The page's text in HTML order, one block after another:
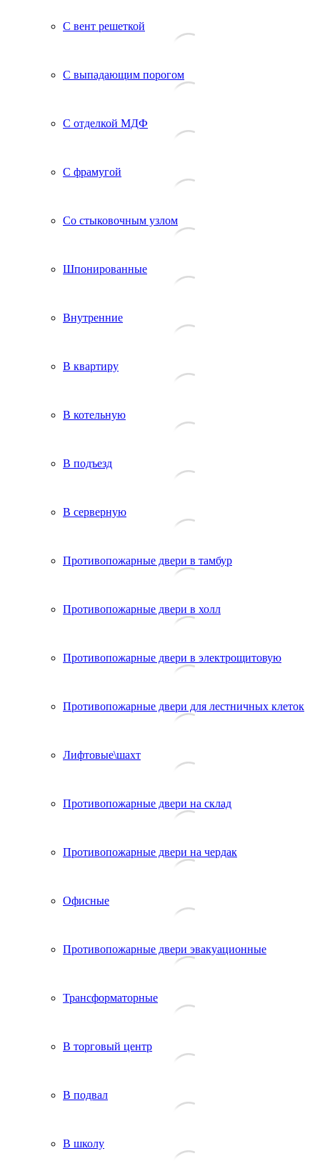
С вент решеткой
С выпадающим порогом
С отделкой МДФ
С фрамугой
Со стыковочным узлом
Шпонированные
Внутренние
В квартиру
В котельную
В подъезд
В серверную
Противопожарные двери в тамбур
Противопожарные двери в холл
Противопожарные двери в электрощитовую
Противопожарные двери для лестничных клеток
Лифтовые\шахт
Противопожарные двери на склад
Противопожарные двери на чердак
Офисные
Противопожарные двери эвакуационные
Трансформаторные
В торговый центр
В подвал
В школу